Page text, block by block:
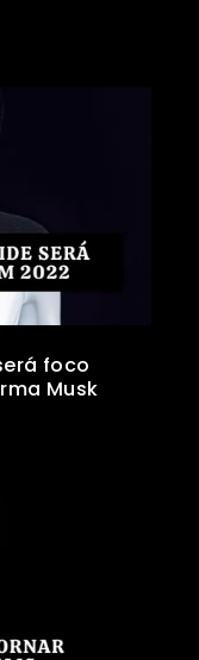
foco
Musk